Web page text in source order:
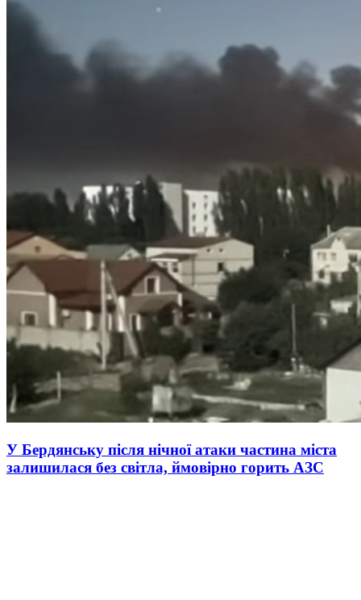
У Бердянську після нічної атаки частина міста
залишилася без світла, ймовірно горить АЗС